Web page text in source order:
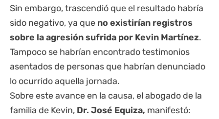
Sin embargo, trascendió que el resultado habría
sido negativo, ya que no existirían registros
sobre la agresión sufrida por Kevin Martínez.
Tampoco se habrían encontrado testimonios
asentados de personas que habrían denunciado
lo ocurrido aquella jornada.
Sobre este avance en la causa, el abogado de la
familia de Kevin, Dr. José Equiza, manifestó: